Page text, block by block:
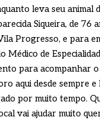
leva seu animal
Siqueira, de 76
Progresso, e para
Médico de
para acompanhar o
aqui desde sempre e
por muito tempo.
vai ajudar muito